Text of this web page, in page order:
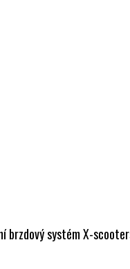
brzdový systém X-